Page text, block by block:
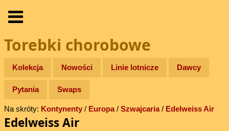
Torebki chorobowe
Kolekcja Nowości Linie lotnicze Dawcy
Pytania Swaps
Na skróty: Kontynenty/ Europa/ Szwajcaria/ Edelweiss Air
Edelweiss Air